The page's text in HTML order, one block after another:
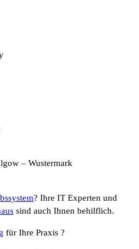
– Wustermark
? Ihre IT Experten und
sind auch Ihnen behilflich.
für Ihre Praxis ?